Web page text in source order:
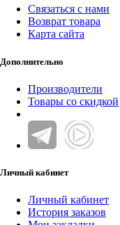
Связаться с нами
Возврат товара
Карта сайта
Дополнительно
Производители
Товары со скидкой
Личный кабинет
Личный кабинет
История заказов